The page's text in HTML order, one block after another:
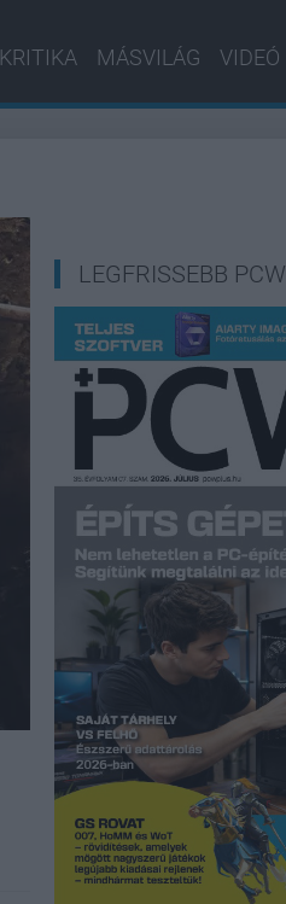
KRITIKA MÁSVILÁG VIDEÓ
LEGFRISSEBB PCW